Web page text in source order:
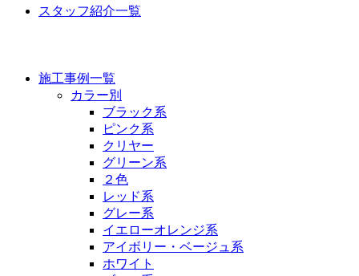
スタッフ紹介一覧
施工事例一覧
カラー別
ブラック系
ピンク系
クリヤー
グリーン系
２色
レッド系
グレー系
イエローオレンジ系
アイボリー・ベージュ系
ホワイト